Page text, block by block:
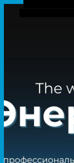
Боковая панель